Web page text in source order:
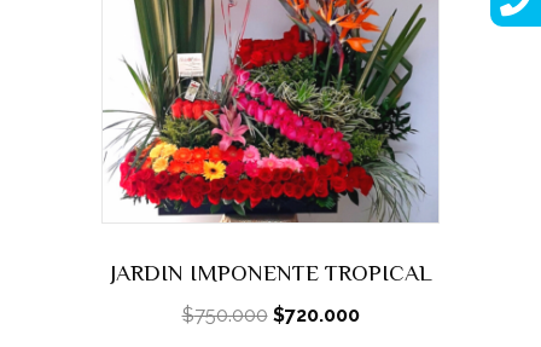
JARDIN IMPONENTE TROPICAL
$750.000 El
$720.000El